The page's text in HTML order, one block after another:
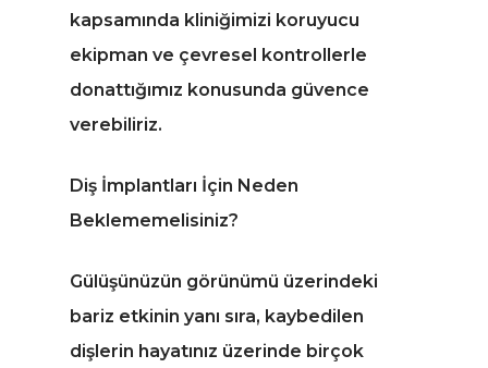
kapsamında kliniğimizi koruyucu
ekipman ve çevresel kontrollerle
donattığımız konusunda güvence
verebiliriz.
Diş İmplantları İçin Neden
Beklememelisiniz?
Gülüşünüzün görünümü üzerindeki
bariz etkinin yanı sıra, kaybedilen
dişlerin hayatınız üzerinde birçok